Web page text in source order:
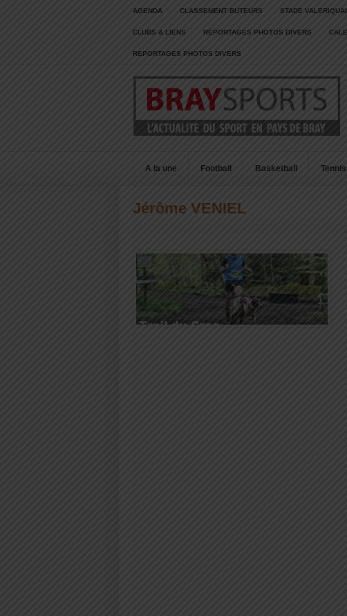
AGENDA CLASSEMENT BUTEURS STADE
CLUBS & LIENS REPORTAGES PHOTOS DIVERS
REPORTAGES PHOTOS DIVERS
A la une Football Basketball Tennis
Jérôme VENIEL